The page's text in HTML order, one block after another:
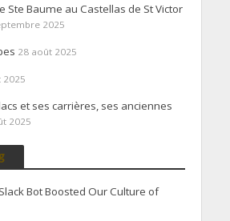
Ste Baume au Castellas de St Victor
2025
28 août 2025
2025
et ses carrières, ses anciennes
2025
Bot Boosted Our Culture of